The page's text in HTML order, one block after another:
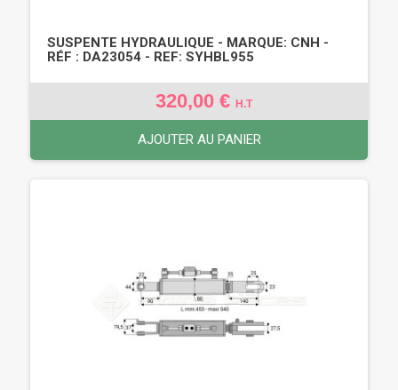
SUSPENTE HYDRAULIQUE - MARQUE: CNH -
RÉF : DA23054 - REF: SYHBL955
320,00 € H.T
AJOUTER AU PANIER